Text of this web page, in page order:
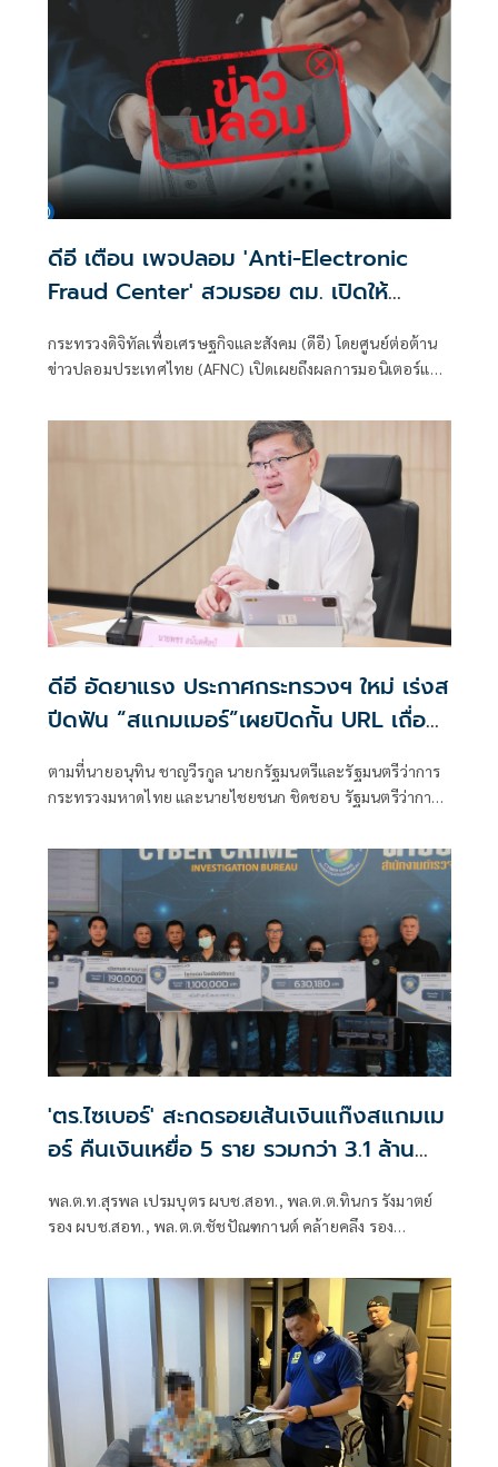
ดีอี เตือน เพจปลอม 'Anti-Electronic
Fraud Center' สวมรอย ตม. เปิดให้
ติดตามรับเงินคืนจาก 'สแกมเมอร์' ระวัง
สูญเงิน-ข้อมูลส่วนบุคคล
กระทรวงดิจิทัลเพื่อเศรษฐกิจและสังคม (ดีอี) โดยศูนย์ต่อต้าน
ข่าวปลอมประเทศไทย (AFNC) เปิดเผยถึงผลการมอนิเตอร์และ
ปัญหาภัยความมั่นคงและภัยทางสังคมของนายไชยชนก ชิดชอบ
รัฐมนตรีว่าการกระทรวงดิจิทัลเพื่อเศรษฐกิจและสังคม (ดีอี)
โดยยกระดับความสำคัญเรื่องการสร้างความตระหนักรู้เท่าทัน
ภัยอาชญากรรมทางเทคโนโลยี ข่าวปลอม และข้อมูลบิดเบือน
ดีอี อัดยาแรง ประกาศกระทรวงฯ ใหม่ เร่งส
ปีดฟัน “สแกมเมอร์”เผยปิดกั้น URL เถื่อน
แล้วกว่า 8.8 แสนรายการ
ตามที่นายอนุทิน ชาญวีรกูล นายกรัฐมนตรีและรัฐมนตรีว่าการ
กระทรวงมหาดไทย และนายไชยชนก ชิดชอบ รัฐมนตรีว่าการ
ป้องกันและปราบปรามอาชญากรรมออนไลน์ กระทรวงดีอี
'ตร.ไซเบอร์' สะกดรอยเส้นเงินแก๊งสแกมเม
อร์ คืนเงินเหยื่อ 5 ราย รวมกว่า 3.1 ล้าน
พล.ต.ท.สุรพล เปรมบุตร ผบช.สอท., พล.ต.ต.ทินกร รังมาตย์
รอง ผบช.สอท., พล.ต.ต.ชัชปัณฑกานต์ คล้ายคลึง รอง